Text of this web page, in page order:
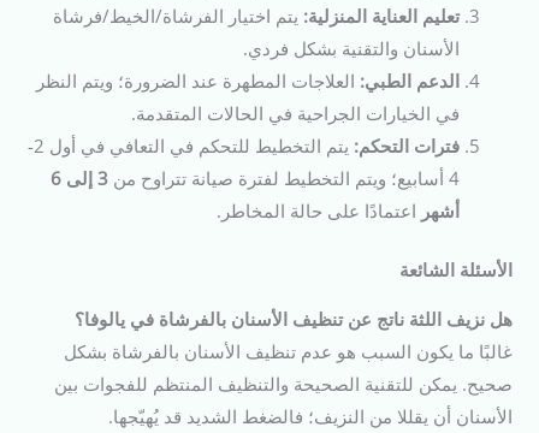
تعليم العناية المنزلية: يتم اختيار الفرشاة/الخيط/فرشاة
الأسنان والتقنية بشكل فردي.
الدعم الطبي: العلاجات المطهرة عند الضرورة؛ ويتم النظر
في الخيارات الجراحية في الحالات المتقدمة.
فترات التحكم:
يتم التخطيط للتحكم في التعافي في أول 2-
4 أسابيع؛ ويتم التخطيط لفترة صيانة تتراوح من
3 إلى 6
أشهر اعتمادًا على حالة المخاطر.
الأسئلة الشائعة
هل نزيف اللثة ناتج عن تنظيف الأسنان بالفرشاة في يالوفا؟
غالبًا ما يكون السبب هو عدم تنظيف الأسنان بالفرشاة بشكل
صحيح. يمكن للتقنية الصحيحة والتنظيف المنتظم للفجوات بين
الأسنان أن يقللا من النزيف؛ فالضغط الشديد قد يُهيّجها.